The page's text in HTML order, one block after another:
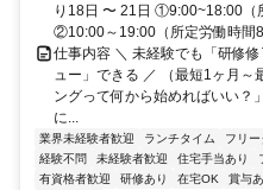
り18日 〜 21日 ①9:00~18:00（
②10:00～19:00（所定労働時間
仕事内容 ＼ 未経験でも「研修
ュー」できる ／ （最短1ヶ月～
ングって何から始めればいい？
に...
業界未経験者歓迎 ランチタイム フリ
経験不問
未経験者歓迎 住宅手当あり
有資格者歓迎
研修あり 在宅OK 賞与